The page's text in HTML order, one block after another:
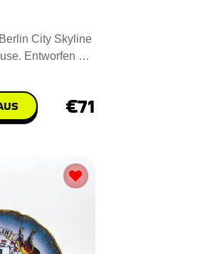
City Skyline
Entworfen mit
€71